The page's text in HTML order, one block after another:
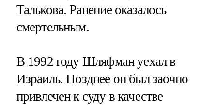
Талькова. Ранение оказалось
смертельным.
В 1992 году Шляфман уехал в
Израиль. Позднее он был заочно
привлечен к суду в качестве